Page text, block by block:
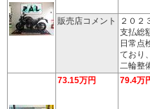
販売店コメント
２０２
支払総
日常点
ており
二輪整
73.15万円
79.4万